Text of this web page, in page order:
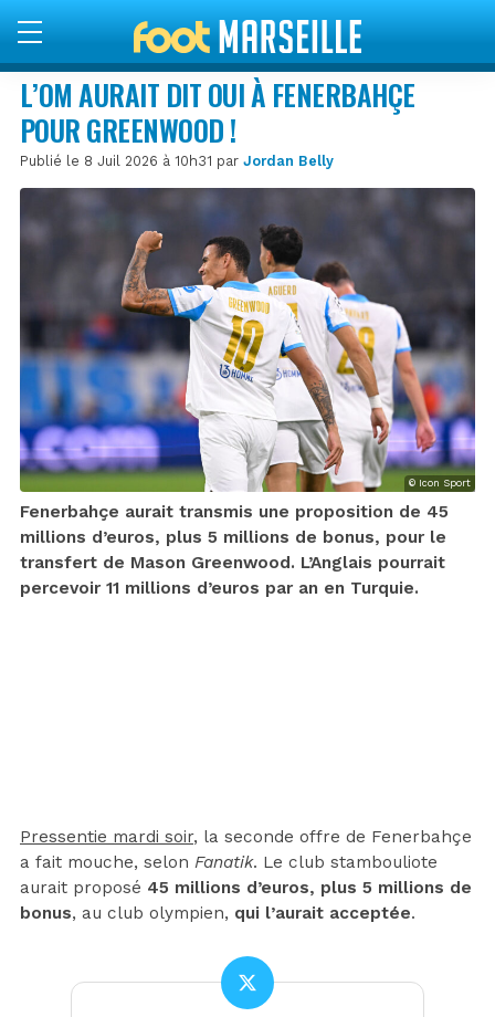
L’OM AURAIT DIT OUI À FENERBAHÇE
POUR GREENWOOD !
Publié le 8 Juil 2026 à 10h31 par Jordan Belly
© Icon Sport
Fenerbahçe aurait transmis une proposition de 45
millions d’euros, plus 5 millions de bonus, pour le
transfert de Mason Greenwood. L’Anglais pourrait
percevoir 11 millions d’euros par an en Turquie.
Pressentie mardi soir, la seconde offre de Fenerbahçe
a fait mouche, selon Fanatik. Le club stambouliote
aurait proposé 45 millions d’euros, plus 5 millions de
bonus, au club olympien, qui l’aurait acceptée.